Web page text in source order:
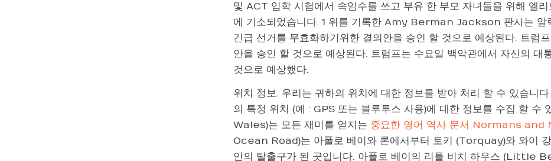
및 ACT 입학 시험에서 속임수를 쓰고 부유 한 부모 자녀들을 위해 엘
에 기소되었습니다. 1 위를 기록한 Amy Berman Jackson 판사는 알
긴급 선거를 무효화하기위한 결의안을 승인 할 것으로 예상된다. 트럼
안을 승인 할 것으로 예상된다. 트럼프는 수요일 백악관에서 자신의 대
것으로 예상했다.
위치 정보. 우리는 귀하의 위치에 대한 정보를 받아 처리 할 수 ​​있습니
의 특정 위치 (예 : GPS 또는 블루투스 사용)에 대한 정보를 수집 할
Wales)는 모든 재미를 얻지는 중요한 영어 역사 문서 Normans and
Ocean Road)는 아폴로 베이와 론에서부터 토키 (Torquay)와 와이
안의 탈출구가 된 곳입니다. 아폴로 베이의 리틀 비치 하우스 (Little